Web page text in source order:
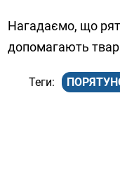
Нагадаємо, що
допомагають